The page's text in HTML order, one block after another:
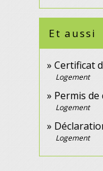
Et aussi
Certificat
Logement
Permis
Logement
Logement